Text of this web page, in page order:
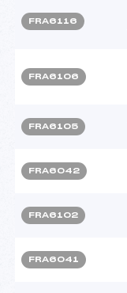
FRA6116
FRA6106
FRA6105
FRA6042
FRA6102
FRA6041